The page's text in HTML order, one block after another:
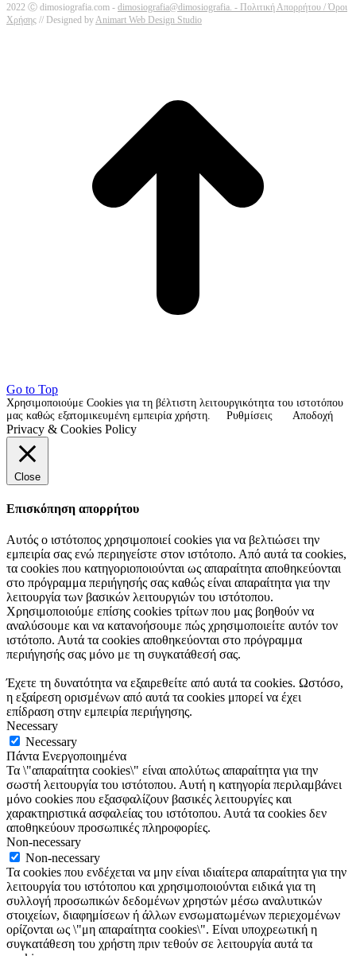
2022 Ⓒ dimosiografia.com - dimosiografia@dimosiografia. - Πολιτική Απορρήτου / Όροι
Χρήσης // Designed byAnimart Web Design Studio
Go to Top
Χρησιμοποιούμε Cookies για τη βέλτιστη λειτουργικότητα του ιστοτόπου
μας καθώς εξατομικευμένη εμπειρία χρήστη.
Ρυθμίσεις Αποδοχή
Privacy & Cookies Policy
Close
Επισκόπηση απορρήτου
Αυτός ο ιστότοπος χρησιμοποιεί cookies για να βελτιώσει την
εμπειρία σας ενώ περιηγείστε στον ιστότοπο. Από αυτά τα cookies,
τα cookies που κατηγοριοποιούνται ως απαραίτητα αποθηκεύονται
στο πρόγραμμα περιήγησής σας καθώς είναι απαραίτητα για την
λειτουργία των βασικών λειτουργιών του ιστότοπου.
Χρησιμοποιούμε επίσης cookies τρίτων που μας βοηθούν να
αναλύσουμε και να κατανοήσουμε πώς χρησιμοποιείτε αυτόν τον
ιστότοπο. Αυτά τα cookies αποθηκεύονται στο πρόγραμμα
περιήγησής σας μόνο με τη συγκατάθεσή σας.
Έχετε τη δυνατότητα να εξαιρεθείτε από αυτά τα cookies. Ωστόσο,
η εξαίρεση ορισμένων από αυτά τα cookies μπορεί να έχει
επίδραση στην εμπειρία περιήγησης.
Necessary
Necessary
Πάντα Ενεργοποιημένα
Τα \"απαραίτητα cookies\" είναι απολύτως απαραίτητα για την
σωστή λειτουργία του ιστότοπου. Αυτή η κατηγορία περιλαμβάνει
μόνο cookies που εξασφαλίζουν βασικές λειτουργίες και
χαρακτηριστικά ασφαλείας του ιστότοπου. Αυτά τα cookies δεν
αποθηκεύουν προσωπικές πληροφορίες.
Non-necessary
Non-necessary
Τα cookies που ενδέχεται να μην είναι ιδιαίτερα απαραίτητα για την
λειτουργία του ιστότοπου και χρησιμοποιούνται ειδικά για τη
συλλογή προσωπικών δεδομένων χρηστών μέσω αναλυτικών
στοιχείων, διαφημίσεων ή άλλων ενσωματωμένων περιεχομένων
ορίζονται ως \"μη απαραίτητα cookies\". Είναι υποχρεωτική η
συγκατάθεση του χρήστη πριν τεθούν σε λειτουργία αυτά τα